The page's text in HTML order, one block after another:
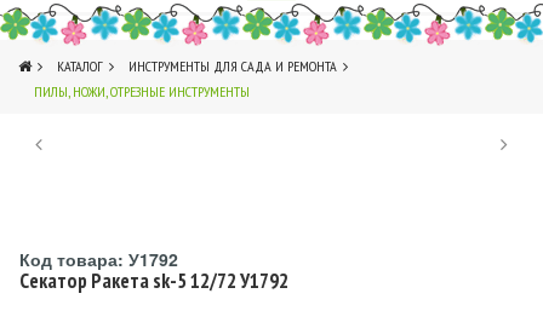
КАТАЛОГ
ИНСТРУМЕНТЫ ДЛЯ САДА И РЕМОНТА
ПИЛЫ, НОЖИ, ОТРЕЗНЫЕ ИНСТРУМЕНТЫ
Код товара: У1792
Секатор Ракета sk-5 12/72 У1792